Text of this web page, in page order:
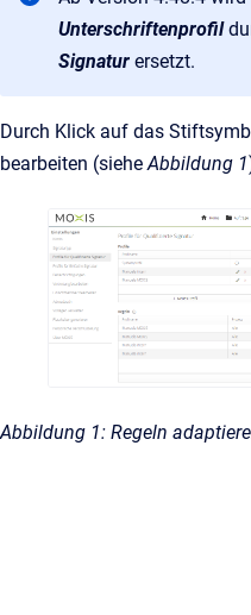
Unterschriftenprofil
Signatur ersetzt.
Durch Klick auf das
bearbeiten (sieheAbbildung 1
Abbildung 1: Regeln